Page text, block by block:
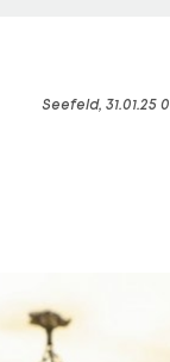
Seefeld, 31.01.25